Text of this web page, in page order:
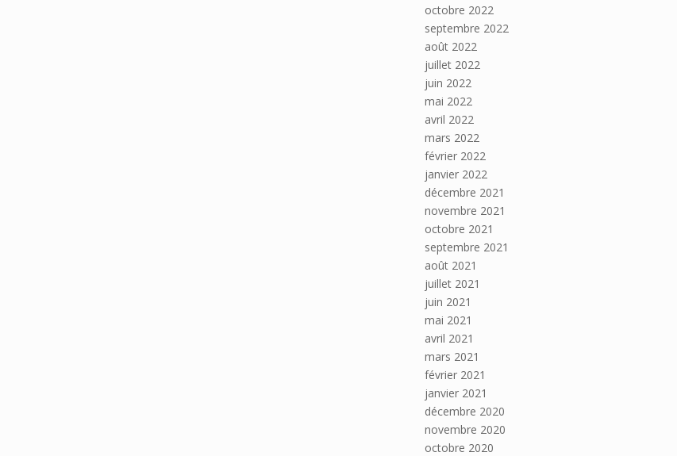
octobre 2022
septembre 2022
août 2022
juillet 2022
juin 2022
mai 2022
avril 2022
mars 2022
février 2022
janvier 2022
décembre 2021
novembre 2021
octobre 2021
septembre 2021
août 2021
juillet 2021
juin 2021
mai 2021
avril 2021
mars 2021
février 2021
janvier 2021
décembre 2020
novembre 2020
octobre 2020